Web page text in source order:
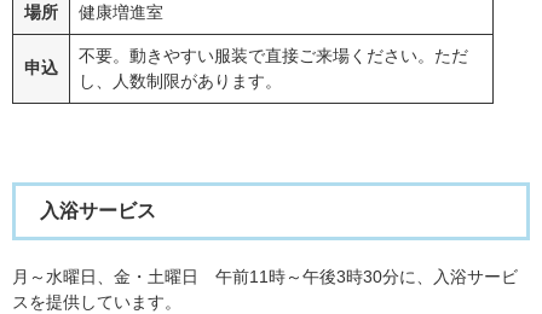
場所 健康増進室
申込
不要。動きやすい服装で直接ご来場ください。ただ
し、人数制限があります。
入浴サービス
月～水曜日、金・土曜日 午前11時～午後3時30分に、入浴サービ
スを提供しています。